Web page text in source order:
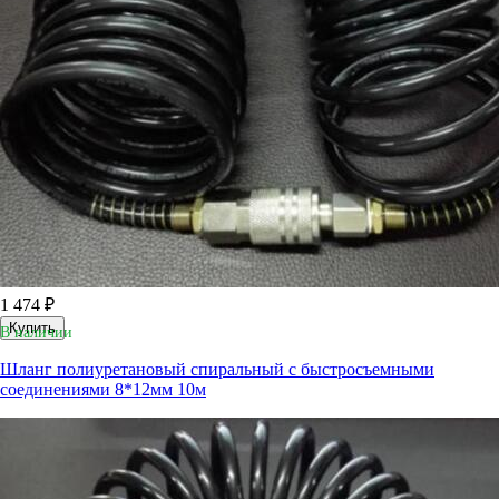
1 474 ₽
Купить
В наличии
Шланг полиуретановый спиральный с быстросъемными
соединениями 8*12мм 10м